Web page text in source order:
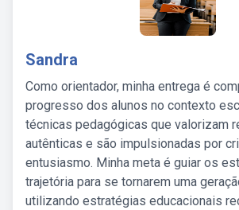
Sandra
Como orientador, minha entrega é
progresso dos alunos no contexto
técnicas pedagógicas que valorizam
autênticas e são impulsionadas por
entusiasmo. Minha meta é guiar os
trajetória para se tornarem uma
utilizando estratégias educacionais